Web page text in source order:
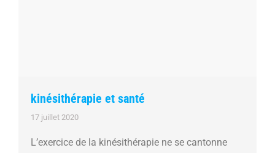
kinésithérapie et santé
17 juillet 2020
L’exercice de la kinésithérapie ne se cantonne